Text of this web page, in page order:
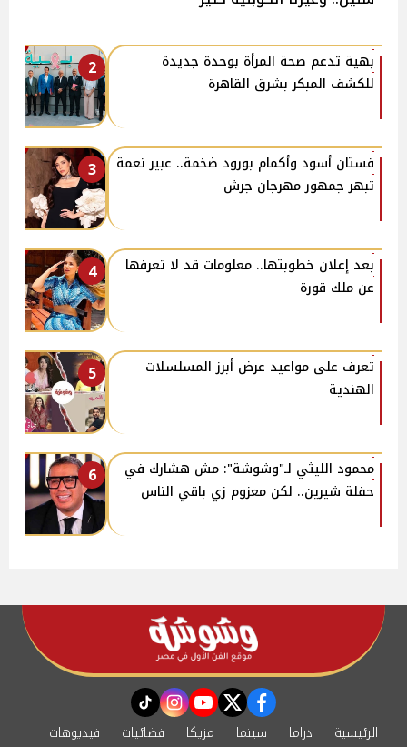
2
بهية تدعم صحة المرأة بوحدة جديدة
للكشف المبكر بشرق القاهرة
3
فستان أسود وأكمام بورود ضخمة.. عبير نعمة
تبهر جمهور مهرجان جرش
4
بعد إعلان خطوبتها.. معلومات قد لا تعرفها
عن ملك قورة
5
تعرف على مواعيد عرض أبرز المسلسلات
الهندية
6
محمود الليثي لـ"وشوشة": مش هشارك في
حفلة شيرين.. لكن معزوم زي باقي الناس
facebook
twitter
youtube
instagram
tiktok
الرئيسية دراما سينما مزيكا فضائيات فيديوهات